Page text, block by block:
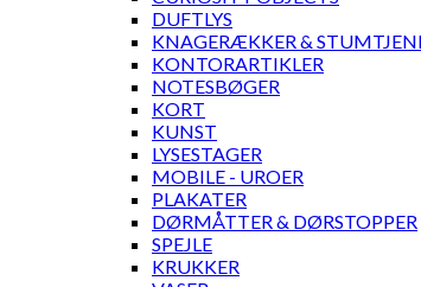
DUFTLYS
KNAGERÆKKER &
KONTORARTIKLER
NOTESBØGER
KORT
KUNST
LYSESTAGER
MOBILE - UROER
PLAKATER
DØRMÅTTER & DØRSTOPPER
SPEJLE
KRUKKER